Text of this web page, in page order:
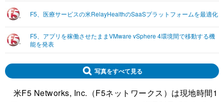
F5、医療サービスの米RelayHealthのSaaSプラットフォームを最適化
F5、アプリを稼働させたままVMware vSphere 4環境間で移動する機
能を発表
写真をすべて見る
米F5 Networks, Inc.（F5ネットワークス）は現地時間1